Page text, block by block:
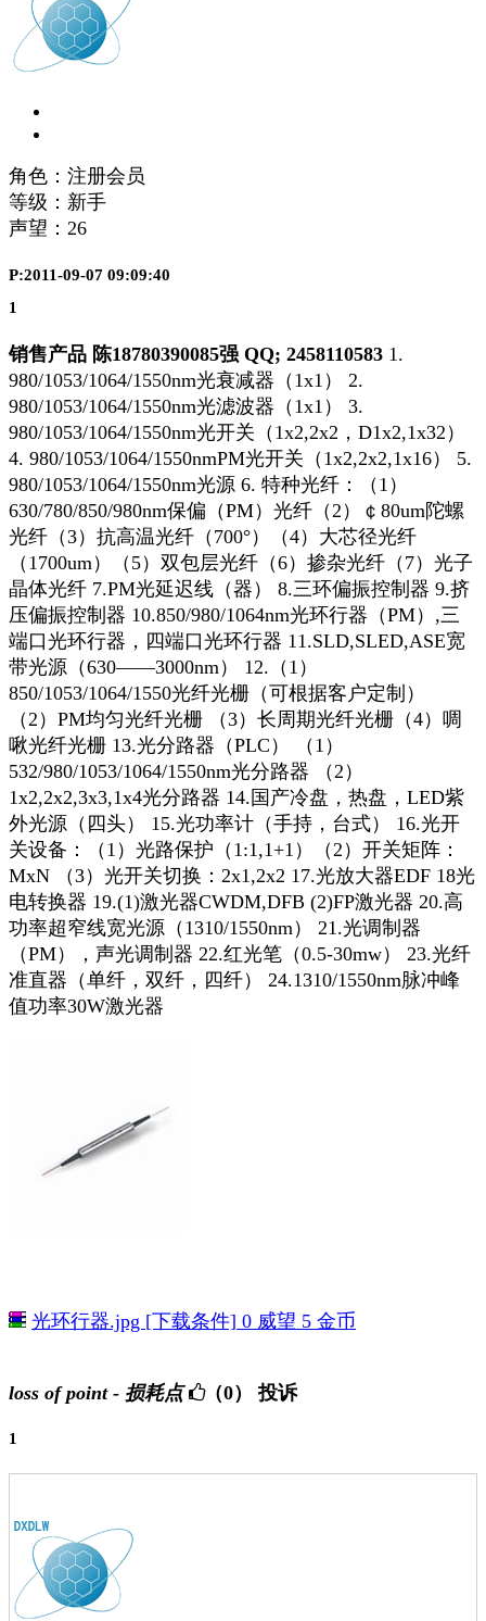
角色：注册会员
等级：新手
声望： 26
P:2011-09-07 09:09:40
1
销售产品 陈18780390085强 QQ; 2458110583 1.
980/1053/1064/1550nm光衰减器（1x1） 2.
980/1053/1064/1550nm光滤波器（1x1） 3.
980/1053/1064/1550nm光开关（1x2,2x2，D1x2,1x32）
4. 980/1053/1064/1550nmPM光开关（1x2,2x2,1x16） 5.
980/1053/1064/1550nm光源 6. 特种光纤：（1）
630/780/850/980nm保偏（PM）光纤（2）￠80um陀螺
光纤（3）抗高温光纤（700°）（4）大芯径光纤
（1700um）（5）双包层光纤（6）掺杂光纤（7）光子
晶体光纤 7.PM光延迟线（器） 8.三环偏振控制器 9.挤
压偏振控制器 10.850/980/1064nm光环行器（PM）,三
端口光环行器，四端口光环行器 11.SLD,SLED,ASE宽
带光源（630——3000nm） 12.（1）
850/1053/1064/1550光纤光栅（可根据客户定制）
（2）PM均匀光纤光栅 （3）长周期光纤光栅（4）啁
啾光纤光栅 13.光分路器（PLC） （1）
532/980/1053/1064/1550nm光分路器 （2）
1x2,2x2,3x3,1x4光分路器 14.国产冷盘，热盘，LED紫
外光源（四头） 15.光功率计（手持，台式） 16.光开
关设备：（1）光路保护（1:1,1+1）（2）开关矩阵：
MxN （3）光开关切换：2x1,2x2 17.光放大器EDF 18光
电转换器 19.(1)激光器CWDM,DFB (2)FP激光器 20.高
功率超窄线宽光源（1310/1550nm） 21.光调制器
（PM），声光调制器 22.红光笔（0.5-30mw） 23.光纤
准直器（单纤，双纤，四纤） 24.1310/1550nm脉冲峰
值功率30W激光器
光环行器.jpg [下载条件] 0 威望 5 金币
loss of point - 损耗点 （0） 投诉
1